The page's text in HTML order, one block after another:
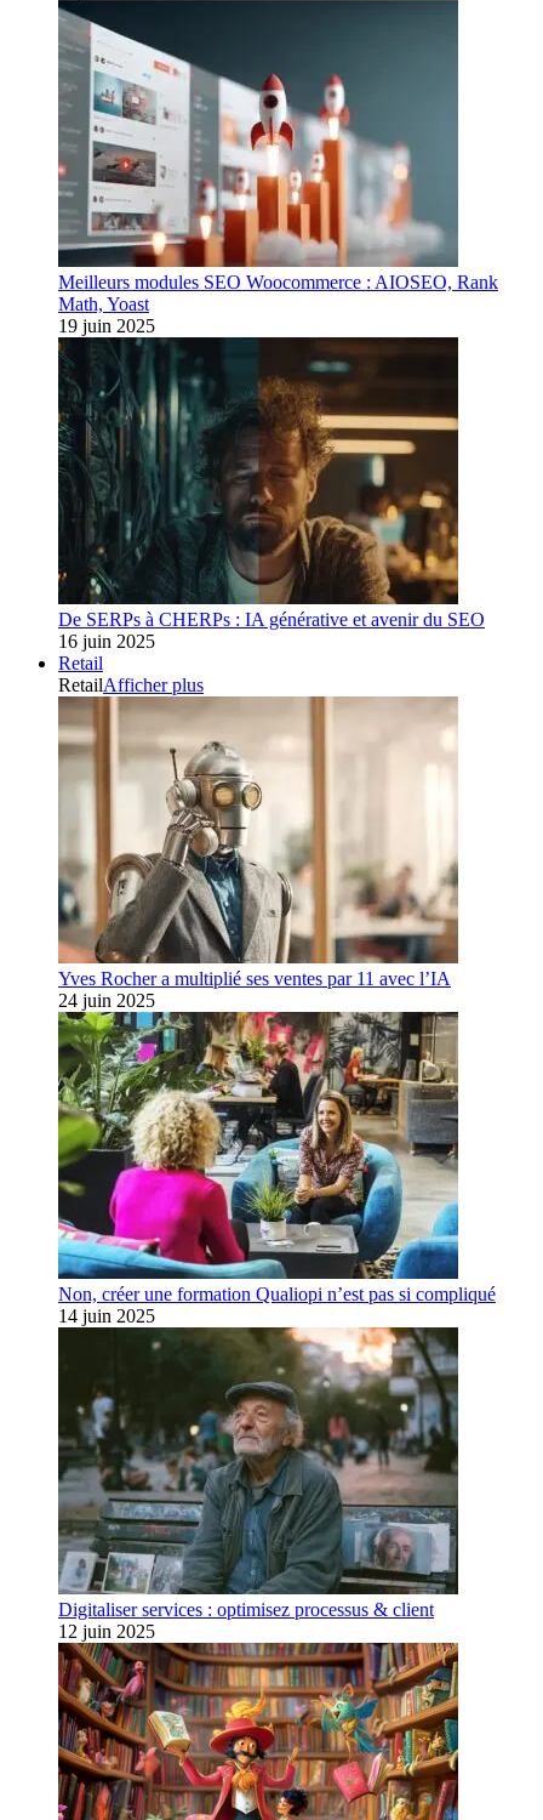
Meilleurs modules SEO Woocommerce : AIOSEO, Rank
Math, Yoast
19 juin 2025
De SERPs à CHERPs : IA générative et avenir du SEO
16 juin 2025
Retail
RetailAfficher plus
Yves Rocher a multiplié ses ventes par 11 avec l’IA
24 juin 2025
Non, créer une formation Qualiopi n’est pas si compliqué
14 juin 2025
Digitaliser services : optimisez processus & client
12 juin 2025